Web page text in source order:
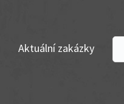
Aktuální zakázky